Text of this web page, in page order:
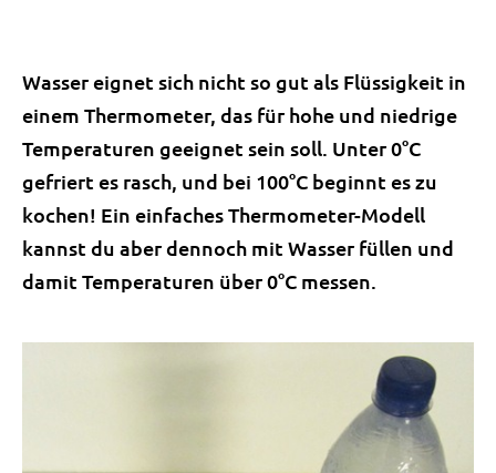
Wasser eignet sich nicht so gut als Flüssigkeit in
einem Thermometer, das für hohe und niedrige
Temperaturen geeignet sein soll. Unter 0°C
gefriert es rasch, und bei 100°C beginnt es zu
kochen! Ein einfaches Thermometer-Modell
kannst du aber dennoch mit Wasser füllen und
damit Temperaturen über 0°C messen.